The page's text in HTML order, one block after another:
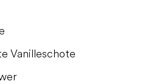
Vanilleschote